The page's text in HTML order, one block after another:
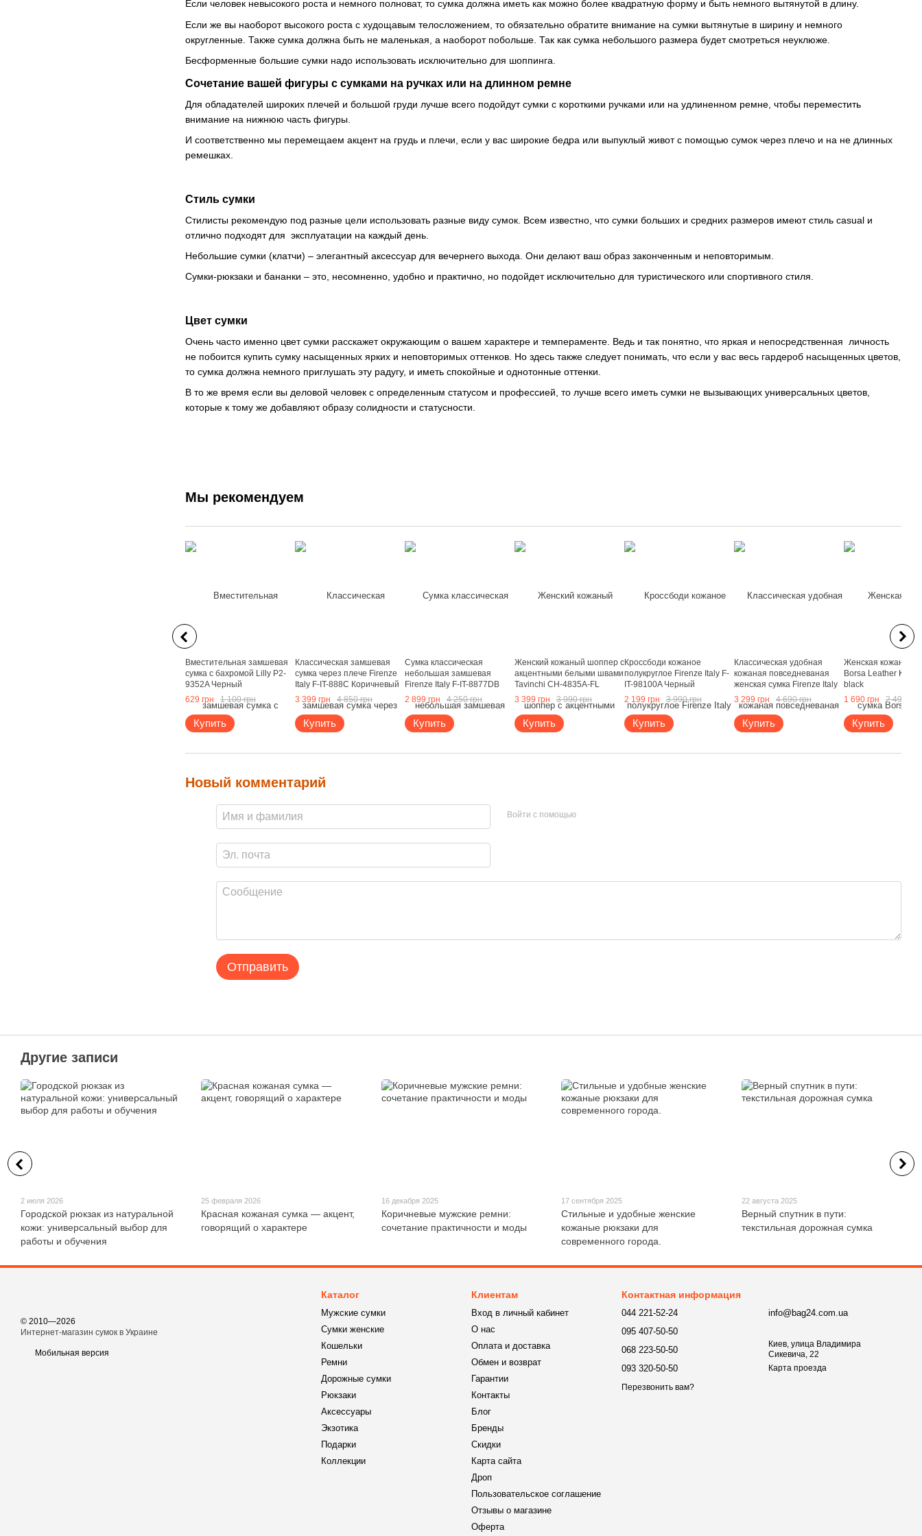
Если человек невысокого роста и немного полноват, то сумка должна иметь как можно более квадратную форму и быть немного вытянутой в длину.
Если же вы наоборот высокого роста с худощавым телосложением, то обязательно обратите внимание на сумки вытянутые в ширину и немного
округленные. Также сумка должна быть не маленькая, а наоборот побольше. Так как сумка небольшого размера будет смотреться неуклюже.
Бесформенные большие сумки надо использовать исключительно для шоппинга.
Сочетание вашей фигуры с сумками на ручках или на длинном ремне
Для обладателей широких плечей и большой груди лучше всего подойдут сумки с короткими ручками или на удлиненном ремне, чтобы переместить
внимание на нижнюю часть фигуры.
И соответственно мы перемещаем акцент на грудь и плечи, если у вас широкие бедра или выпуклый живот с помощью сумок через плечо и на не длинных
ремешках.
Стиль сумки
Стилисты рекомендую под разные цели использовать разные виду сумок. Всем известно, что сумки больших и средних размеров имеют стиль casual и
отлично подходят для эксплуатации на каждый день.
Небольшие сумки (клатчи) – элегантный аксессуар для вечернего выхода. Они делают ваш образ законченным и неповторимым.
Сумки-рюкзаки и бананки – это, несомненно, удобно и практично, но подойдет исключительно для туристического или спортивного стиля.
Цвет сумки
Очень часто именно цвет сумки расскажет окружающим о вашем характере и темпераменте. Ведь и так понятно, что яркая и непосредственная личность
не побоится купить сумку насыщенных ярких и неповторимых оттенков. Но здесь также следует понимать, что если у вас весь гардероб насыщенных цветов,
то сумка должна немного приглушать эту радугу, и иметь спокойные и однотонные оттенки.
В то же время если вы деловой человек с определенным статусом и профессией, то лучше всего иметь сумки не вызывающих универсальных цветов,
которые к тому же добавляют образу солидности и статусности.
Мы рекомендуем
Вместительная замшевая
сумка с бахромой Lilly P2-
9352A Черный
629 грн
1 100 грн
Купить
Классическая замшевая
сумка через плече Firenze
Italy F-IT-888C Коричневый
3 399 грн
4 850 грн
Купить
Сумка классическая
небольшая замшевая
Firenze Italy F-IT-8877DB
Коричневый
2 899 грн 4 250 грн
Купить
Женский кожаный шоппер с
акцентными белыми швами
Tavinchi CH-4835A-FL
Черный
3 399 грн 3 990 грн
Купить
Кроссбоди кожаное
полукруглое Firenze Italy F-
IT-98100A Черный
2 199 грн
3 990 грн
Купить
Классическая удобная
кожаная повседневаная
женская сумка Firenze Italy
F-IT-7635OL олива
3 299 грн 4 690 грн
Купить
Женская кожаная
Borsa Leather
black
1 690 грн
2 499 грн
Купить
Новый комментарий
Войти с помощью
Отправить
Другие записи
2 июля 2026
Городской рюкзак из натуральной
кожи: универсальный выбор для
работы и обучения
25 февраля 2026
Красная кожаная сумка — акцент,
говорящий о характере
16 декабря 2025
Коричневые мужские ремни:
сочетание практичности и моды
17 сентября 2025
Стильные и удобные женские
кожаные рюкзаки для
современного города.
22 августа 2025
Верный спутник в пути:
текстильная дорожная сумка
© 2010—2026
Интернет-магазин сумок в Украине
Мобильная версия
Каталог
Мужские сумки
Сумки женские
Кошельки
Ремни
Дорожные сумки
Рюкзаки
Аксессуары
Экзотика
Подарки
Коллекции
Клиентам
Вход в личный кабинет
О нас
Оплата и доставка
Обмен и возврат
Гарантии
Контакты
Блог
Бренды
Скидки
Карта сайта
Дроп
Пользовательское соглашение
Отзывы о магазине
Оферта
Контактная информация
044 221-52-24
095 407-50-50
068 223-50-50
093 320-50-50
Перезвонить вам?
info@bag24.com.ua
Киев, улица Владимира
Сикевича, 22
Карта проезда